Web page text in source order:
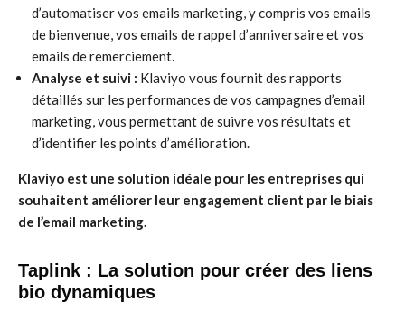
d’automatiser vos emails marketing, y compris vos emails
de bienvenue, vos emails de rappel d’anniversaire et vos
emails de remerciement.
Analyse et suivi : Klaviyo vous fournit des rapports
détaillés sur les performances de vos campagnes d’email
marketing, vous permettant de suivre vos résultats et
d’identifier les points d’amélioration.
Klaviyo est une solution idéale pour les entreprises qui
souhaitent améliorer leur engagement client par le biais
de l’email marketing.
Taplink : La solution pour créer des liens
bio dynamiques